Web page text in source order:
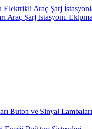
Elektrikli Araç Şarj
Araç Şarj İstasyonu
Buton ve Sinyal Lambaları